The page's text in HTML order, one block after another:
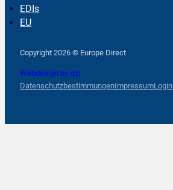
EDIs
EU
Copyright 2026 © Europe Direct
Webdesign by qlp
DatenschutzbestimmungenImpressumLogin